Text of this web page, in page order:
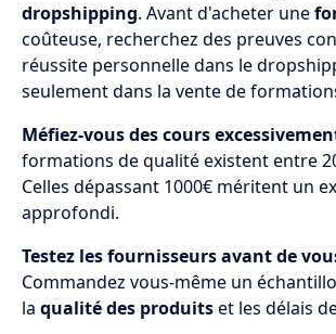
dropshipping. Avant d'acheter une
coûteuse, recherchez des preuves
réussite personnelle dans le
seulement dans la vente de
Méfiez-vous des cours
formations de qualité existent entre
Celles dépassant 1000€ méritent un
approfondi.
Testez les fournisseurs avant de
Commandez vous-même un
la qualité des produitset les délais